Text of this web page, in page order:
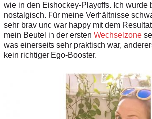
wie in den Eishockey-Playoffs. Ich wurde
nostalgisch. Für meine Verhältnisse
sehr brav und war happy mit dem
mein Beutel in der ersten Wechselzone
was einerseits sehr praktisch war,
kein richtiger Ego-Booster.